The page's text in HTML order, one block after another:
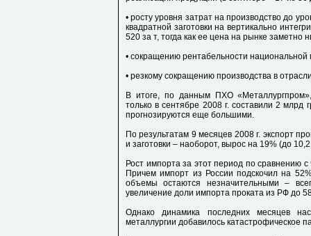
• росту уровня затрат на производство до
квадратной заготовки на вертикально
520 за т, тогда как ее цена на рынке заметно
• сокращению рентабельности
• резкому сокращению производства в
В итоге, по данным ПХО
только в сентябре 2008 г. составили 2
прогнозируются еще большими.
По результатам 9 месяцев 2008 г. экспорт
и заготовки – наоборот, вырос на 19% (до
Рост импорта за этот период по сравнению
Причем импорт из России подскочил на
объемы остаются незначительными –
увеличение доли импорта проката из РФ до
Однако динамика последних месяцев
металлургии добавилось катастрофическое